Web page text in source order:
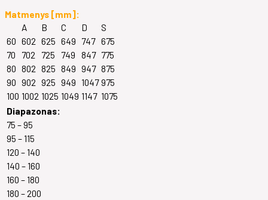
Matmenys [mm]:
A
B C D
S
60 602 625 649 747 675
70
702 725 749 847 775
80 802 825 849 947 875
90 902 925 949 1047 975
100 1002 1025 1049 1147 1075
Diapazonas:
75 – 95
95 – 115
120 – 140
140 – 160
160 – 180
180 – 200